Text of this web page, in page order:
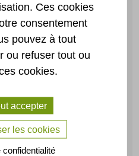
Ces cookies
consentement
pouvez à tout
ou refuser tout ou
cookies.
accepter
les cookies
confidentialité